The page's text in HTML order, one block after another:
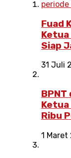
Fuad
Ketua
Siap
31 Juli
BPNT
Ketua
Ribu
1 Maret